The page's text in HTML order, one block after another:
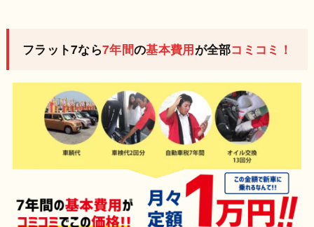
フラット7なら7年間の基本費用が全部コミコミ！